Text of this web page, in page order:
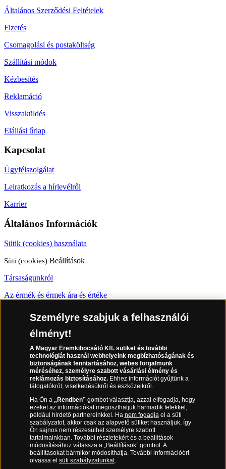
Általános Szerződési Feltételek
Fizetés
Csomagolási és postaköltség
Szállítási módok
Kézbesítés
Reklamáció
Visszaküldés
Elállási űrlap
Kapcsolat
Ügyfélszolgálat
Leiratkozás a hírlevélről
Karrier
Általános Információk
Sütik (cookies) használata
Süti (cookies) Beállítások
Társaságunkról
Az érmék és érmek ára és értéke
Gyakran ismételt kérdések
Adatkezelés
06 80 888 889
(díjmentesen hívható hétfőtől csütörtökig 9.00 és 17.00 óra között,
péntekenként 9.00 és 15.00 óra között)
Személyre szabjuk a felhasználói
élményt!
A Magyar Éremkibocsátó Kft.sütiket és további
technológiát használ webhelyeink megbízhatóságának és
biztonságának fenntartásához, webes forgalmunk
méréséhez, személyre szabott vásárlási élmény és
reklámozás biztosításához.Ehhez információt gyűjtünk a
látogatókról, viselkedésükről és eszközeikről.
Ha Ön a „Rendben”gombot választja, azzal elfogadja, hogy
ezeket az információkat megoszthatjuk harmadik felekkel,
például hirdető partnereinkkel. Ha nem fogadjael a süti
szabályzatot, akkor csak az alapvető sütiket használjuk, így
Ön sajnos nem részesülhet személyre szabott
tartalmainkban. További részletekért és a beállítások
módosításához válassza a „Beállítások” gombot. A
beállításokat bármikor módosíthatja. További információért
olvassa el süti szabályzatunkat.